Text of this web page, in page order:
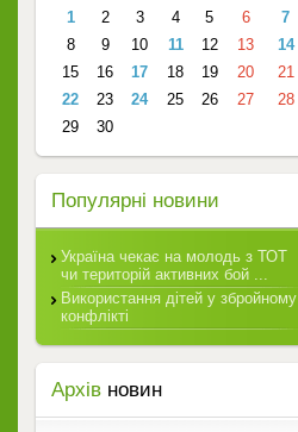
1
2 3 4 5 6
7
8
9 10 11 12 13
14
15
16 17 18 19 20
21
22
23 24 25 26 27
28
29
30
Популярні новини
Україна чекає на молодь з ТОТ
чи територій активних бой ...
Використання дітей у збройному
конфлікті
Архів новин